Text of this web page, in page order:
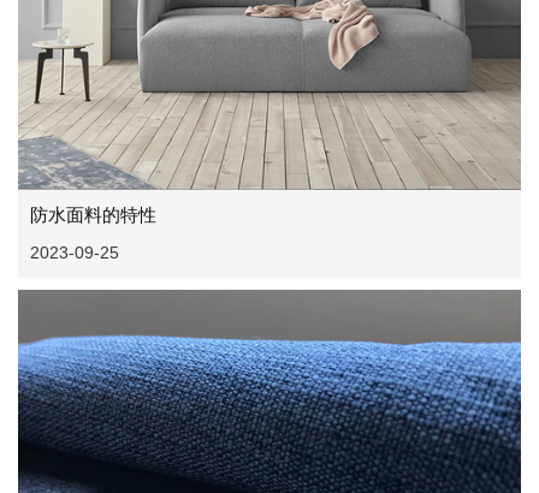
防水面料的特性
2023-09-25